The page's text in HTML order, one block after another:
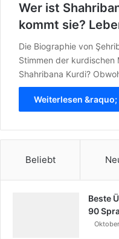
Wer ist
kommt sie?
Die Biographie von
Stimmen der kurdischen
Shahribana Kurdi?
Weiterlesen &raquo;
Beliebt
Beste
90